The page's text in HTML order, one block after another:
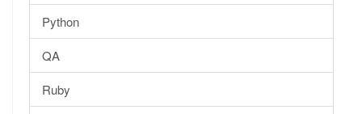
Python
QA
Ruby